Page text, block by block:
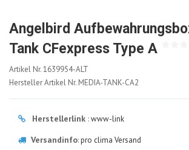
Angelbird
Tank CFexpress Type A
1639954-
ALT
Artikel Nr.1639954-ALT
Hersteller Artikel Nr. MEDIA-TANK-CA2
Herstellerlink :www-link
Versandinfo:pro clima Versand